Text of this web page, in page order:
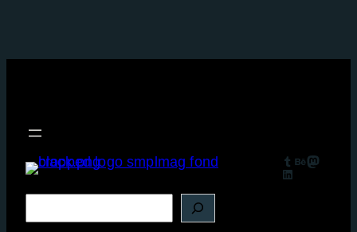
Tumblr Behance Mastodon
LinkedIn
e